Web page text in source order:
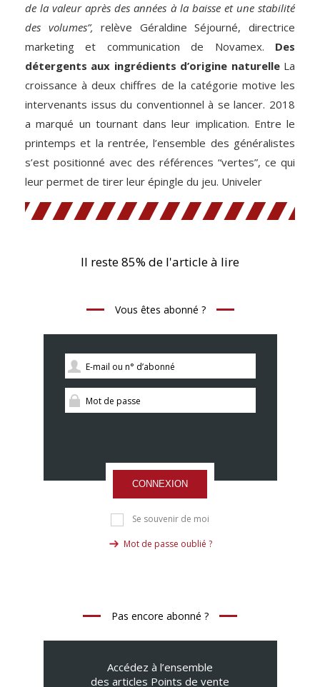
de la valeur après des années à la baisse et une stabilité
des volumes”, relève Géraldine Séjourné, directrice
marketing et communication de Novamex. Des
détergents aux ingrédients d’origine naturelleLa
croissance à deux chiffres de la catégorie motive les
intervenants issus du conventionnel à se lancer. 2018
a marqué un tournant dans leur implication. Entre le
printemps et la rentrée, l’ensemble des généralistes
s’est positionné avec des références “vertes”, ce qui
leur permet de tirer leur épingle du jeu. Univeler
Il reste 85% de l'article à lire
Vous êtes abonné ?
CONNEXION
Se souvenir de moi
Mot de passe oublié ?
Pas encore abonné ?
Accédez à l’ensemble
des articles Points de vente